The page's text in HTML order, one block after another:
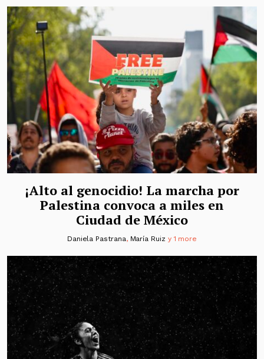
¡Alto al genocidio! La marcha por
Palestina convoca a miles en
Ciudad de México
Daniela Pastrana, María Ruiz y 1 more